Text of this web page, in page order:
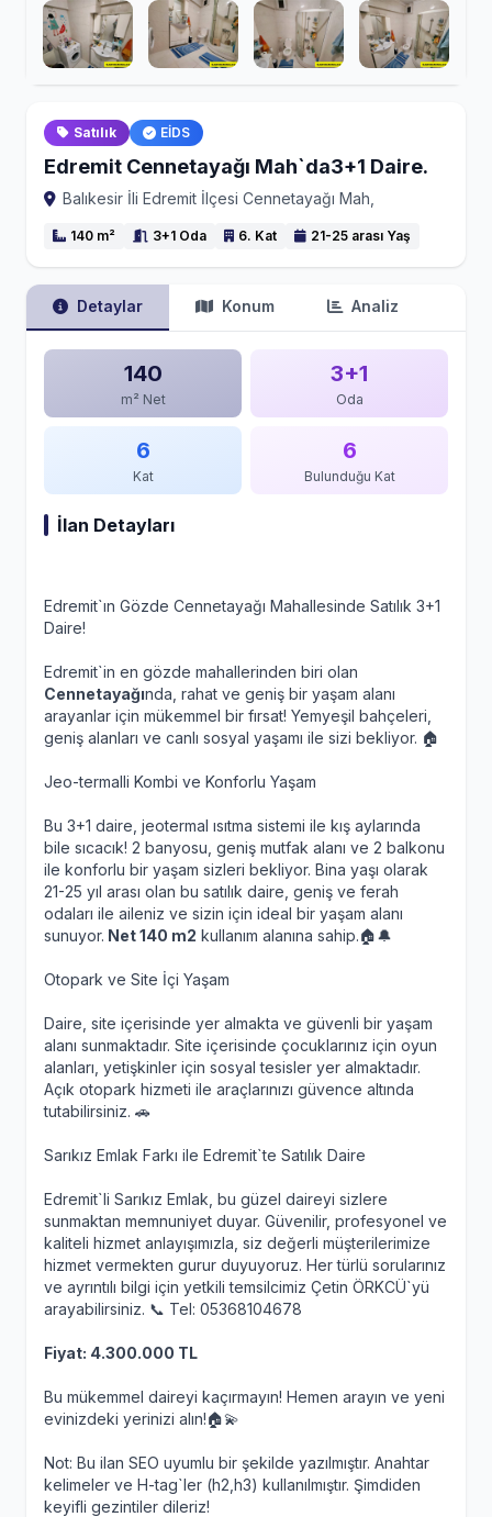
Satılık EİDS
Edremit Cennetayağı Mah`da3+1 Daire.
Balıkesir İli Edremit İlçesi Cennetayağı Mah,
140 m² 3+1 Oda 6. Kat 21-25 arası Yaş
Detaylar Konum Analiz
140
m² Net
3+1
Oda
6
Kat
6
Bulunduğu Kat
İlan Detayları
Edremit`ın Gözde Cennetayağı Mahallesinde Satılık 3+1
Daire!
Edremit`in en gözde mahallerinden biri olan
Cennetayağında, rahat ve geniş bir yaşam alanı
arayanlar için mükemmel bir fırsat! Yemyeşil bahçeleri,
geniş alanları ve canlı sosyal yaşamı ile sizi bekliyor. 🏠
Jeo-termalli Kombi ve Konforlu Yaşam
Bu 3+1 daire, jeotermal ısıtma sistemi ile kış aylarında
bile sıcacık! 2 banyosu, geniş mutfak alanı ve 2 balkonu
ile konforlu bir yaşam sizleri bekliyor. Bina yaşı olarak
21-25 yıl arası olan bu satılık daire, geniş ve ferah
odaları ile aileniz ve sizin için ideal bir yaşam alanı
sunuyor. Net 140 m2 kullanım alanına sahip.🏠🔔
Otopark ve Site İçi Yaşam
Daire, site içerisinde yer almakta ve güvenli bir yaşam
alanı sunmaktadır. Site içerisinde çocuklarınız için oyun
alanları, yetişkinler için sosyal tesisler yer almaktadır.
Açık otopark hizmeti ile araçlarınızı güvence altında
tutabilirsiniz. 🚗
Sarıkız Emlak Farkı ile Edremit`te Satılık Daire
Edremit`li Sarıkız Emlak, bu güzel daireyi sizlere
sunmaktan memnuniyet duyar. Güvenilir, profesyonel ve
kaliteli hizmet anlayışımızla, siz değerli müşterilerimize
hizmet vermekten gurur duyuyoruz. Her türlü sorularınız
ve ayrıntılı bilgi için yetkili temsilcimiz Çetin ÖRKCÜ`yü
arayabilirsiniz. 📞 Tel: 05368104678
Fiyat: 4.300.000 TL
Bu mükemmel daireyi kaçırmayın! Hemen arayın ve yeni
evinizdeki yerinizi alın!🏠💫
Not: Bu ilan SEO uyumlu bir şekilde yazılmıştır. Anahtar
kelimeler ve H-tag`ler (h2,h3) kullanılmıştır. Şimdiden
keyifli gezintiler dileriz!